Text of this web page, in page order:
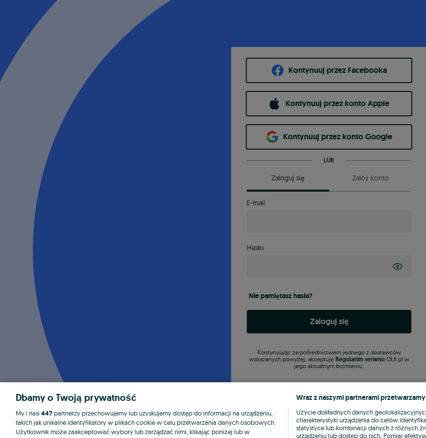
Kontynuuj przez Facebooka
Kontynuuj przez konto Apple
Kontynuuj przez konto Google
LUB
Zaloguj się Załóż konto
E-mail
Hasło
Nie pamiętasz hasła?
Zaloguj się
Kontynuując za pośrednictwem jednego z dostawców
wskazanych powyżej, akceptuję Regulamin serwisu OLX.pl w
jego aktualnym brzmieniu.
Dbamy o Twoją prywatność
My i nasi 447partnerzy przechowujemy lub uzyskujemy dostęp do informacji na urządzeniu,
takich jak unikalne identyfikatory w plikach cookie w celu przetwarzania danych osobowych.
Użytkownik może zaakceptować wybory lub zarządzać nimi, klikając poniżej lub w
Wraz z naszymi partnerami
Użycie dokładnych danych
charakterystyki urządzenia do celów
statystyce lub kombinacji danych z różnych
urządzeniu lub dostęp do nich. Pomiar